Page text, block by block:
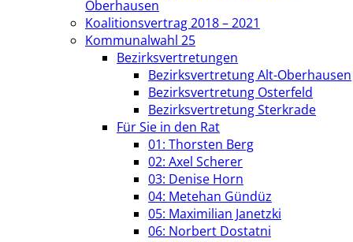
Oberhausen
Koalitionsvertrag 2018 – 2021
Kommunalwahl 25
Bezirksvertretungen
Bezirksvertretung Alt-Oberhausen
Bezirksvertretung Osterfeld
Bezirksvertretung Sterkrade
Für Sie in den Rat
01: Thorsten Berg
02: Axel Scherer
03: Denise Horn
04: Metehan Gündüz
05: Maximilian Janetzki
06: Norbert Dostatni